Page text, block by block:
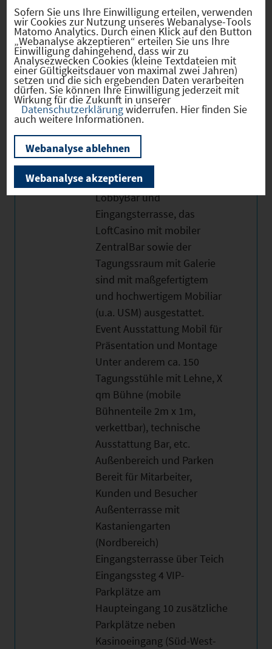
Strom und Netzwerk (CAT6,
endend in zentralem
Serverschrank mit Gigabit
Switches) sowie Decken-
und Design-Heizkörper
(Zentralheizung
Fernwärme). Design
Ausstattung Innovativ und
funktional Die Büroräume
und speziell der
Empfangsbereich mit
LobbyBar und
Eingangsterrasse, das
LoftCasino mit mobiler
ZentralBar sowie der
Tagungssraum mit Galerie
sind mit maßgefertigtem
und hochwertigem Mobiliar
(u.a. USM) ausgestattet.
Event Ausstattung Mobil für
Präsentation und Montage
Unter anderem ca. 150
Tagungsstühle mit Lehne, X
qm Bühne (mobile
Bühnenteile 2m x 1m,
verkettbar), technische
Ausstattung Bar, etc.
Außenbereich und Parken
Bereit für Mitarbeiter,
Kunden und Besucher
Außenterrasse mit
Kastaniengarten
(Nordbereich)
Eingangsterrasse über Teich
Eingangssteg 4 VIP-
Parkplätze am
Haupteingang 10 zusätzliche
Parkplätze neben
Kasinoeingang (Süd-West-
Sofern Sie uns Ihre Einwilligung erteilen, verwenden
wir Cookies zur Nutzung unseres Webanalyse-Tools
Matomo Analytics. Durch einen Klick auf den Button
„Webanalyse akzeptieren“ erteilen Sie uns Ihre
Einwilligung dahingehend, dass wir zu
Analysezwecken Cookies (kleine Textdateien mit
einer Gültigkeitsdauer von maximal zwei Jahren)
setzen und die sich ergebenden Daten verarbeiten
dürfen. Sie können Ihre Einwilligung jederzeit mit
Wirkung für die Zukunft in unserer
Datenschutzerklärungwiderrufen. Hier finden Sie
auch weitere Informationen.
Webanalyse ablehnen
Webanalyse akzeptieren